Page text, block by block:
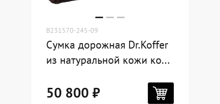
B231570-245-09
Сумка дорожная Dr.Koffer
из натуральной кожи ко...
50 800 ₽